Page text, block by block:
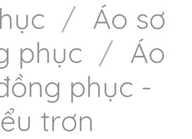
/ Áo sơ
phục / Áo
phục -
trơn